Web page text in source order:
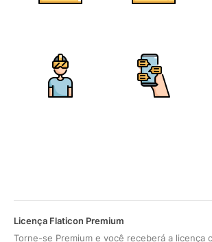
Licença Flaticon Premium
Torne-se Premium e você receberá a licença